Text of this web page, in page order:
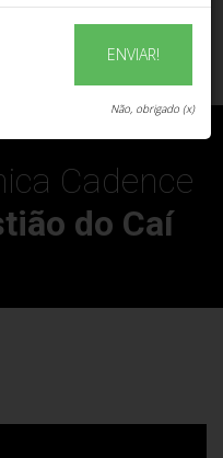
Cadence
do Caí
ENVIAR!
Não, obrigado (x)